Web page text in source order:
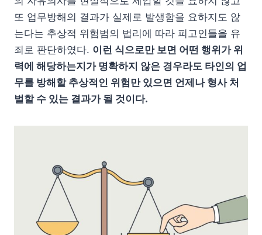
또 업무방해의 결과가 실제로 발생함을 요하지도 않
는다는 추상적 위험범의 법리에 따라 피고인들을 유
죄로 판단하였다. 이런 식으로만 보면 어떤 행위가 위
력에 해당하는지가 명확하지 않은 경우라도 타인의 업
무를 방해할 추상적인 위험만 있으면 언제나 형사 처
벌할 수 있는 결과가 될 것이다.